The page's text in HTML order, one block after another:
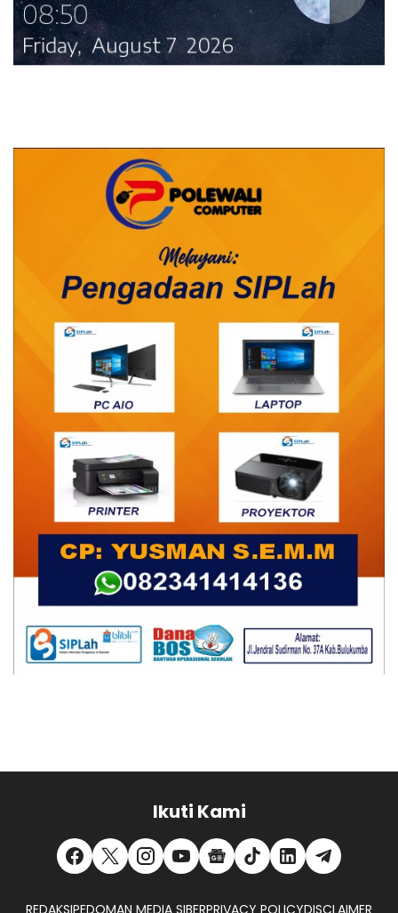
Ikuti Kami
REDAKSIPEDOMAN MEDIA SIBERPRIVACY POLICYDISCLAIMER